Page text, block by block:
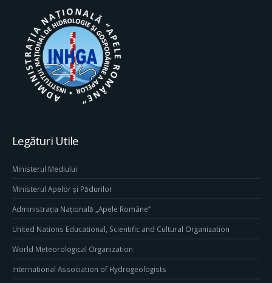
Legături Utile
Ministerul Mediului
Ministerul Apelor și Pădurilor
Administrația Națională „Apele Române”
United Nations Educational, Scientific and Cultural Organization
World Meteorological Organization
International Association of Hydrogeologists